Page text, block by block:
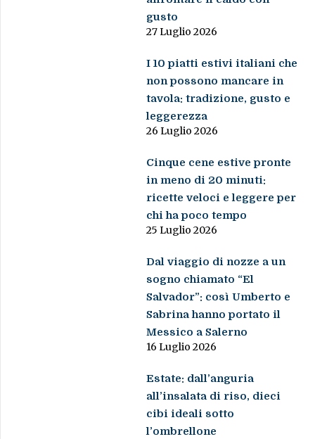
gusto
27 Luglio 2026
I 10 piatti estivi italiani che
non possono mancare in
tavola: tradizione, gusto e
leggerezza
26 Luglio 2026
Cinque cene estive pronte
in meno di 20 minuti:
ricette veloci e leggere per
chi ha poco tempo
25 Luglio 2026
Dal viaggio di nozze a un
sogno chiamato “El
Salvador”: così Umberto e
Sabrina hanno portato il
Messico a Salerno
16 Luglio 2026
Estate: dall’anguria
all’insalata di riso, dieci
cibi ideali sotto
l’ombrellone